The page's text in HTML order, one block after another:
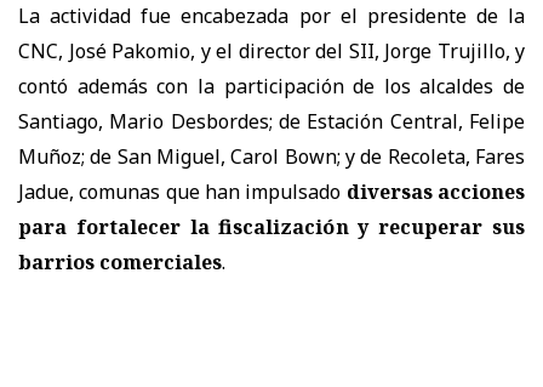
La actividad fue encabezada por el presidente de la
CNC, José Pakomio, y el director del SII, Jorge Trujillo, y
contó además con la participación de los alcaldes de
Santiago, Mario Desbordes; de Estación Central, Felipe
Muñoz; de San Miguel, Carol Bown; y de Recoleta, Fares
Jadue, comunas que han impulsado diversas acciones
para fortalecer la fiscalización y recuperar sus
barrios comerciales.